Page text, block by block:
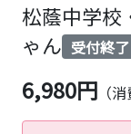
松蔭中学校
ゃん 受付終了
6,980円 （